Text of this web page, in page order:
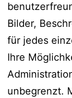
Bilder,
für jedes
Ihre
unbegrenzt.